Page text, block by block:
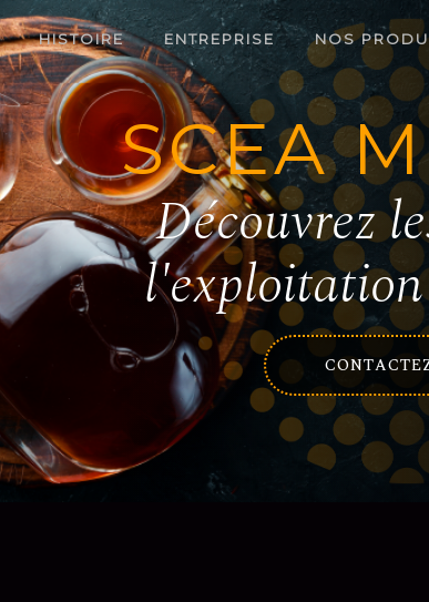
HISTOIRE ENTREPRISE NOS
SCEA
Découvrez
l'exploitation